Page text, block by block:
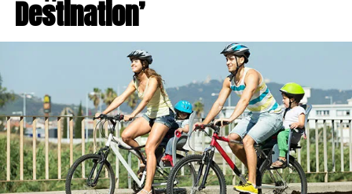
Destination’